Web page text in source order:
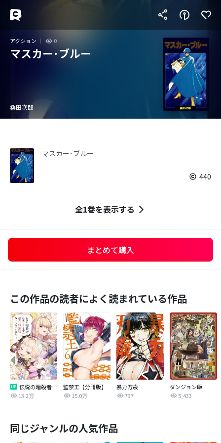
アクション 0
マスカー･ブルー
桑田次郎
マスカー･ブルー
440
全1巻を表示する
まとめて購入
この作品の読者によく読まれている作品
伝説の暗殺者、転生したら王家の愛され末娘になってしまいまして。【タテヨミ】
13.2万
監禁王【分冊版】
15.0万
暴力万歳
737
ダンジョン飯
5,433
同じジャンルの人気作品